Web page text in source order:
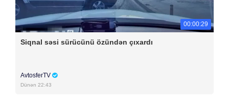
00:00:29
Siqnal səsi sürücünü özündən çıxardı
AvtosferTV
Dünən 22:43